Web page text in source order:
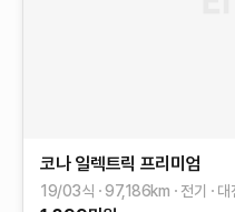
코나 일렉트릭 프리미엄
19/03식 97,186km 전기 대